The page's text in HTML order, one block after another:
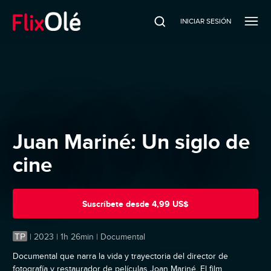
INICIAR SESIÓN
Juan Mariné: Un siglo de
cine
Suscríbete desde 4,99 US$
TP | 2023 | 1h 26min | Documental
Documental que narra la vida y trayectoria del director de
fotografía y restaurador de películas Joan Mariné. El film